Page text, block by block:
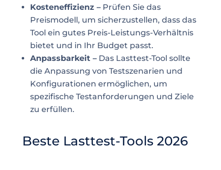
Kosteneffizienz –Prüfen Sie das
Preismodell, um sicherzustellen, dass das
Tool ein gutes Preis-Leistungs-Verhältnis
bietet und in Ihr Budget passt.
Anpassbarkeit –Das Lasttest-Tool sollte
die Anpassung von Testszenarien und
Konfigurationen ermöglichen, um
spezifische Testanforderungen und Ziele
zu erfüllen.
Beste Lasttest-Tools 2026